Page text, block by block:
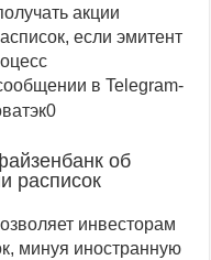
и Globaltrans: дайджест
акции
если эмитент
в Telegram-
об
расписок
инвесторам
минуя иностранную